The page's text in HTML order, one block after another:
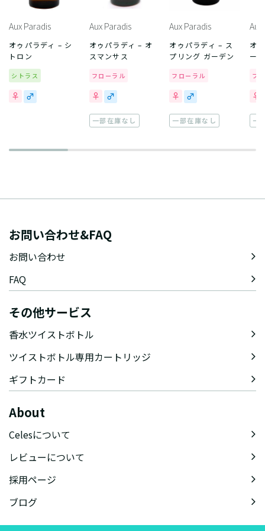
Aux Paradis
オゥパラディ – シ
トロン
シトラス
Aux Paradis
オゥパラディ – オ
スマンサス
フローラル
一部在庫なし
Aux Paradis
オゥパラディ – ス
プリング ガーデン
フローラル
一部在庫なし
オ
ーズ
フ
一
お問い合わせ&FAQ
お問い合わせ
FAQ
その他サービス
香水ツイストボトル
ツイストボトル専用カートリッジ
ギフトカード
About
Celesについて
レビューについて
採用ページ
ブログ